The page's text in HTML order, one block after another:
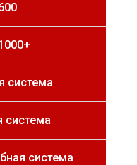
система
система
система